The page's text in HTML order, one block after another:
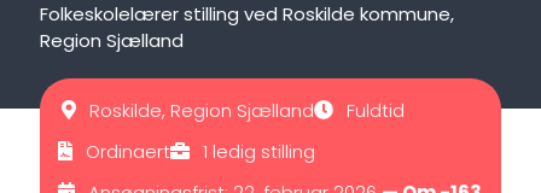
Folkeskolelærer stilling ved Roskilde kommune,
Region Sjælland
Roskilde, Region Sjælland
Fuldtid
Ordinaert
1 ledig stilling